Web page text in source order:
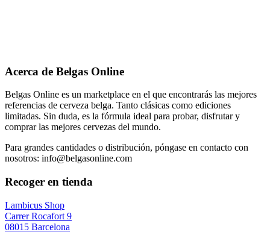
Acerca de Belgas Online
Belgas Online es un marketplace en el que encontrarás las mejores
referencias de cerveza belga. Tanto clásicas como ediciones
limitadas. Sin duda, es la fórmula ideal para probar, disfrutar y
comprar las mejores cervezas del mundo.
Para grandes cantidades o distribución, póngase en contacto con
nosotros: info@belgasonline.com
Recoger en tienda
Lambicus Shop
Carrer Rocafort 9
08015 Barcelona